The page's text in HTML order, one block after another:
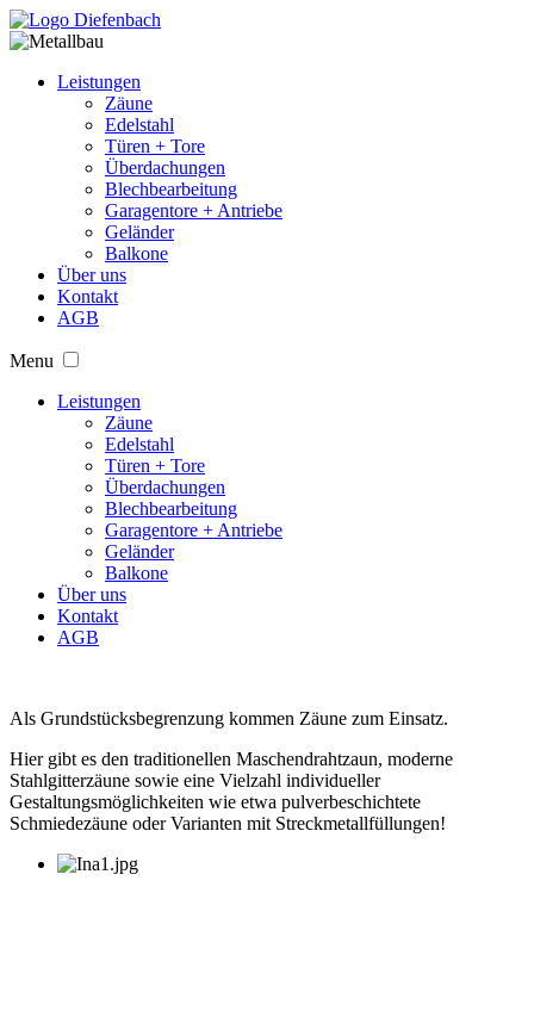
Leistungen
Zäune
Edelstahl
Türen + Tore
Überdachungen
Blechbearbeitung
Garagentore + Antriebe
Geländer
Balkone
Über uns
Kontakt
AGB
Menu
Leistungen
Zäune
Edelstahl
Türen + Tore
Überdachungen
Blechbearbeitung
Garagentore + Antriebe
Geländer
Balkone
Über uns
Kontakt
AGB
Als Grundstücksbegrenzung kommen Zäune zum Einsatz.
Hier gibt es den traditionellen Maschendrahtzaun, moderne
Stahlgitterzäune sowie eine Vielzahl individueller
Gestaltungsmöglichkeiten wie etwa pulverbeschichtete
Schmiedezäune oder Varianten mit Streckmetallfüllungen!